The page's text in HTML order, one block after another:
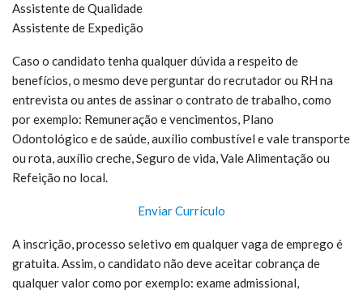
Assistente de Qualidade
Assistente de Expedição
Caso o candidato tenha qualquer dúvida a respeito de
benefícios, o mesmo deve perguntar do recrutador ou RH na
entrevista ou antes de assinar o contrato de trabalho, como
por exemplo: Remuneração e vencimentos, Plano
Odontológico e de saúde, auxílio combustível e vale transporte
ou rota, auxílio creche, Seguro de vida, Vale Alimentação ou
Refeição no local.
Enviar Currículo
A inscrição, processo seletivo em qualquer vaga de emprego é
gratuita. Assim, o candidato não deve aceitar cobrança de
qualquer valor como por exemplo: exame admissional,